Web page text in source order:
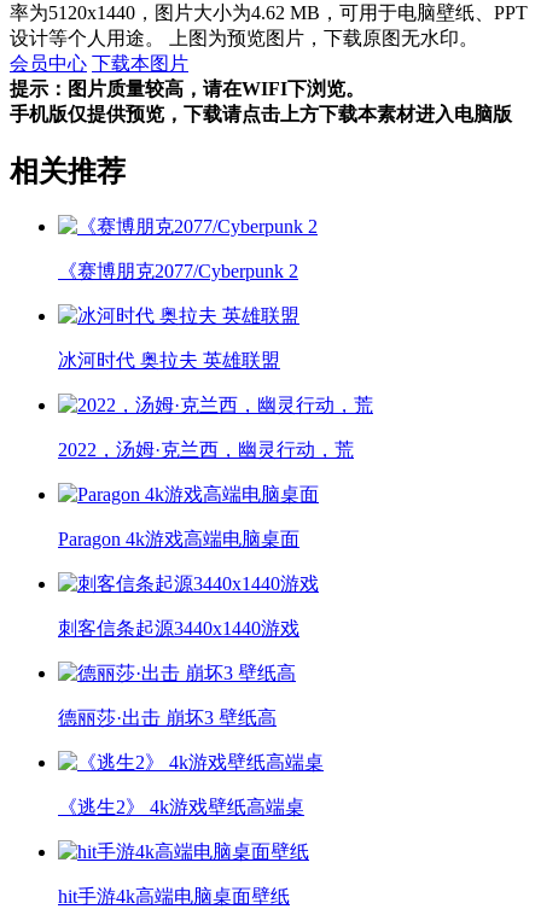
率为5120x1440，图片大小为4.62 MB，可用于电脑壁纸、PPT
设计等个人用途。 上图为预览图片，下载原图无水印。
会员中心 下载本图片
提示：图片质量较高，请在WIFI下浏览。
手机版仅提供预览，下载请点击上方下载本素材进入电脑版
相关推荐
《赛博朋克2077/Cyberpunk 2
冰河时代 奥拉夫 英雄联盟
2022，汤姆·克兰西，幽灵行动，荒
Paragon 4k游戏高端电脑桌面
刺客信条起源3440x1440游戏
德丽莎·出击 崩坏3 壁纸高
《逃生2》 4k游戏壁纸高端桌
hit手游4k高端电脑桌面壁纸